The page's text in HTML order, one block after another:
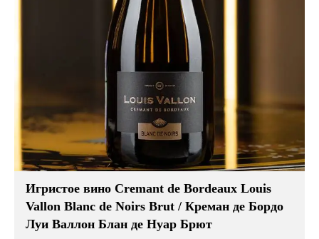
Игристое вино Cremant de Bordeaux Louis
Vallon Blanc de Noirs Brut / Креман де Бордо
Луи Валлон Блан де Нуар Брют